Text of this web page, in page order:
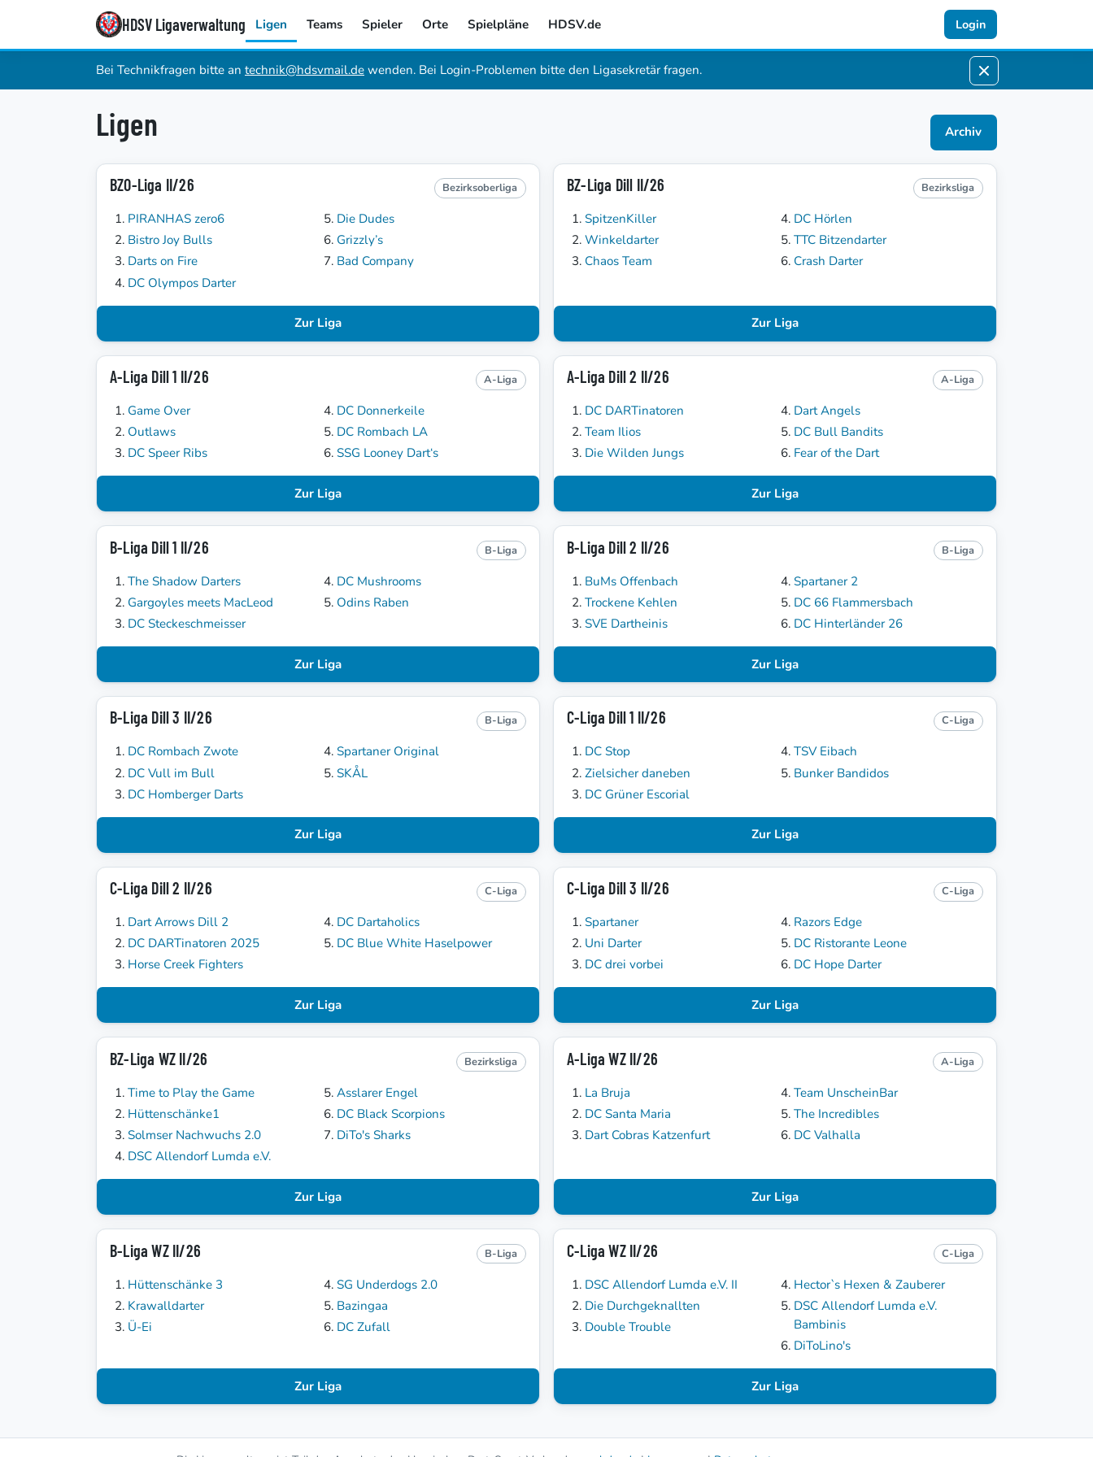
HDSV Ligaverwaltung Ligen Teams Spieler Orte Spielpläne HDSV.de Login
Bei Technikfragen bitte an technik@hdsvmail.de wenden. Bei Login-Problemen bitte den Ligasekretär fragen.
Ligen Archiv
BZO-Liga II/26 Bezirksoberliga
PIRANHAS zero6
Bistro Joy Bulls
Darts on Fire
DC Olympos Darter
Die Dudes
Grizzly’s
Bad Company
Zur Liga
BZ-Liga Dill II/26 Bezirksliga
SpitzenKiller
Winkeldarter
Chaos Team
DC Hörlen
TTC Bitzendarter
Crash Darter
Zur Liga
A-Liga Dill 1 II/26 A-Liga
Game Over
Outlaws
DC Speer Ribs
DC Donnerkeile
DC Rombach LA
SSG Looney Dart‘s
Zur Liga
A-Liga Dill 2 II/26 A-Liga
DC DARTinatoren
Team Ilios
Die Wilden Jungs
Dart Angels
DC Bull Bandits
Fear of the Dart
Zur Liga
B-Liga Dill 1 II/26 B-Liga
The Shadow Darters
Gargoyles meets MacLeod
DC Steckeschmeisser
DC Mushrooms
Odins Raben
Zur Liga
B-Liga Dill 2 II/26 B-Liga
BuMs Offenbach
Trockene Kehlen
SVE Dartheinis
Spartaner 2
DC 66 Flammersbach
DC Hinterländer 26
Zur Liga
B-Liga Dill 3 II/26 B-Liga
DC Rombach Zwote
DC Vull im Bull
DC Homberger Darts
Spartaner Original
SKÅL
Zur Liga
C-Liga Dill 1 II/26 C-Liga
DC Stop
Zielsicher daneben
DC Grüner Escorial
TSV Eibach
Bunker Bandidos
Zur Liga
C-Liga Dill 2 II/26 C-Liga
Dart Arrows Dill 2
DC DARTinatoren 2025
Horse Creek Fighters
DC Dartaholics
DC Blue White Haselpower
Zur Liga
C-Liga Dill 3 II/26 C-Liga
Spartaner
Uni Darter
DC drei vorbei
Razors Edge
DC Ristorante Leone
DC Hope Darter
Zur Liga
BZ-Liga WZ II/26 Bezirksliga
Time to Play the Game
Hüttenschänke1
Solmser Nachwuchs 2.0
DSC Allendorf Lumda e.V.
Asslarer Engel
DC Black Scorpions
DiTo's Sharks
Zur Liga
A-Liga WZ II/26 A-Liga
La Bruja
DC Santa Maria
Dart Cobras Katzenfurt
Team UnscheinBar
The Incredibles
DC Valhalla
Zur Liga
B-Liga WZ II/26 B-Liga
Hüttenschänke 3
Krawalldarter
Ü-Ei
SG Underdogs 2.0
Bazingaa
DC Zufall
Zur Liga
C-Liga WZ II/26 C-Liga
DSC Allendorf Lumda e.V. II
Die Durchgeknallten
Double Trouble
Hector`s Hexen & Zauberer
DSC Allendorf Lumda e.V.
Bambinis
DiToLino's
Zur Liga